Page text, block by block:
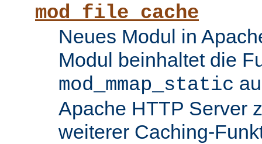
mod_file_cache
Neues Modul in
Modul beinhaltet die
mod_mmap_static
Apache HTTP Server
weiterer Caching-